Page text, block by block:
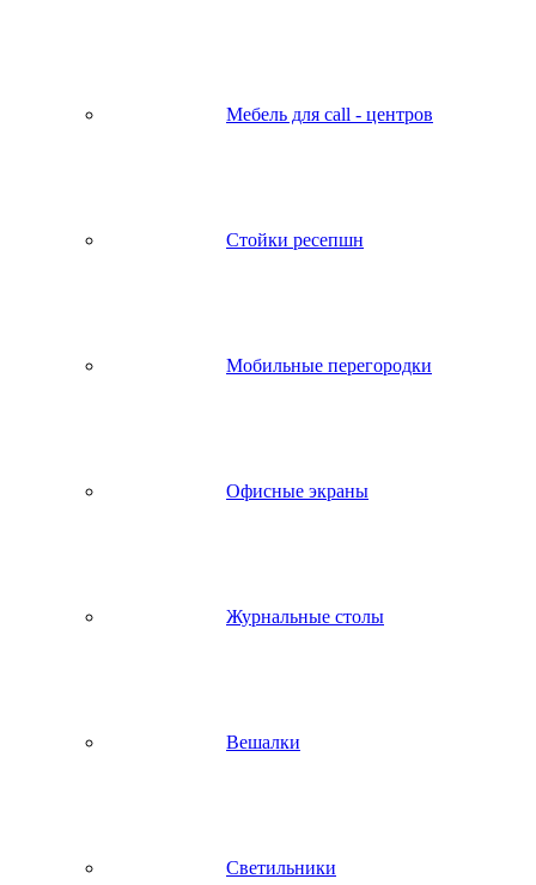
Мебель для call - центров
Стойки ресепшн
Мобильные перегородки
Офисные экраны
Журнальные столы
Вешалки
Светильники